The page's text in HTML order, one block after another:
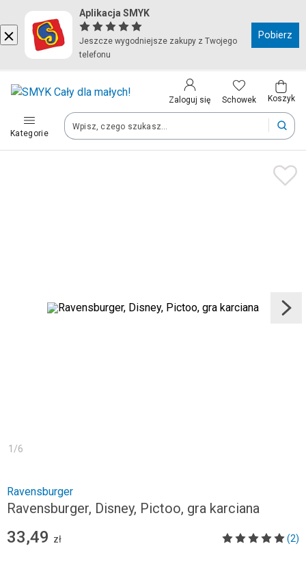
Aplikacja SMYK
Jeszcze wygodniejsze zakupy z Twojego
telefonu
Pobierz
Zaloguj się Schowek Koszyk
Kategorie
Kraj i język
Polska (Poland)
Twoje zamówienia dostarczymy na teren wybranego kraju.
Zapisz
1 /6
Ravensburger
Ravensburger, Disney, Pictoo, gra karciana
33,49 zł (2)